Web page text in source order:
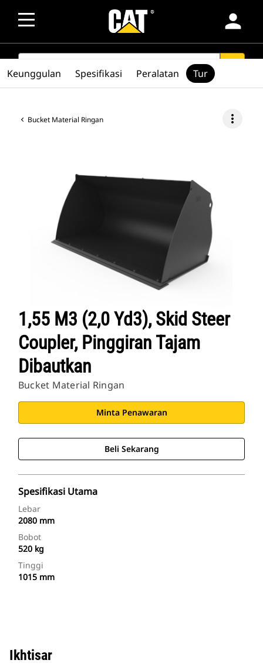
person
SEARCH
Bucket Material Ringan more_vert
1,55 M3 (2,0 Yd3), Skid Steer
Coupler, Pinggiran Tajam
Dibautkan
Bucket Material Ringan
Minta Penawaran
Beli Sekarang
Spesifikasi Utama
Lebar
2080 mm
Bobot
520 kg
Tinggi
1015 mm
Keunggulan Spesifikasi Peralatan Tur
Ikhtisar